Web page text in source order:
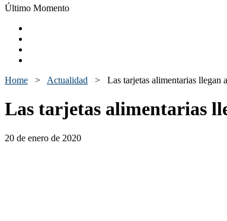
Último Momento
Home > Actualidad > Las tarjetas alimentarias llegan
Las tarjetas alimentarias
20 de enero de 2020